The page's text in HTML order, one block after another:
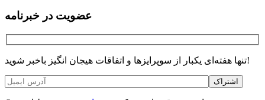
عضویت در خبرنامه
تنها هفته‌ای یکبار از سوپرایزها و اتفاقات هیجان انگیز باخبر شوید!
اشتراک